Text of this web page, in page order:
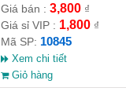
Giá bán : 3,800₫
Giá sỉ VIP : 1,800₫
Mã SP: 10845
Xem chi tiết
Giỏ hàng